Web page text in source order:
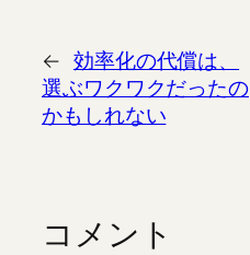
← 効率化の代償は、
選ぶワクワクだったの
かもしれない
コメント